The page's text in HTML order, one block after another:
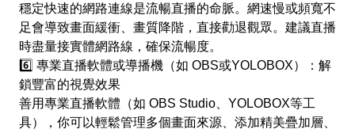
​穩定快速的網路連線是流暢直播的命脈。網速慢或頻寬不
足會導致畫面緩衝、畫質降階，直接勸退觀眾。建議直播
時盡量接實體網路線，確保流暢度。
​6️⃣ 專業直播軟體或導播機（如 OBS或YOLOBOX）：解
鎖豐富的視覺效果
​善用專業直播軟體（如 OBS Studio、YOLOBOX等工
具），你可以輕鬆管理多個畫面來源、添加精美疊加層、